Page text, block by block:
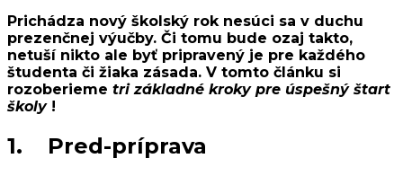
Prichádza nový školský rok nesúci sa v duchu
prezenčnej výučby. Či tomu bude ozaj takto,
netuší nikto ale byť pripravený je pre každého
študenta či žiaka zásada. V tomto článku si
rozoberieme tri základné kroky pre úspešný štart
školy!
1. Pred-príprava